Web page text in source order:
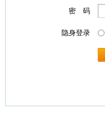
密 码
隐身登录